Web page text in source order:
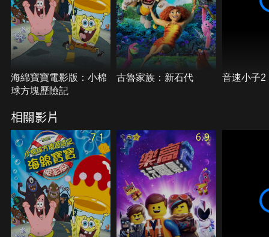
海綿寶寶電影版：小棉
球方塊歷險記
古魯家族：新石代 音速小子2
相關影片
7.1 6.9